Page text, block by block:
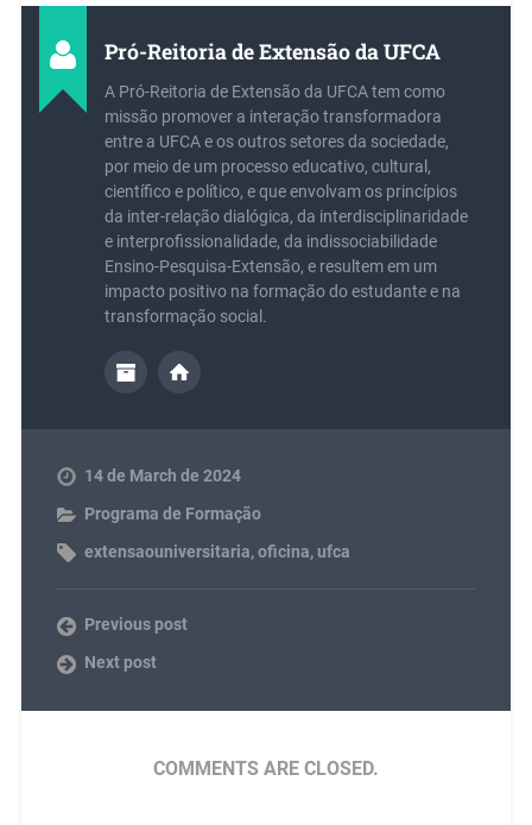
Pró-Reitoria de Extensão da UFCA
A Pró-Reitoria de Extensão da UFCA tem como
missão promover a interação transformadora
entre a UFCA e os outros setores da sociedade,
por meio de um processo educativo, cultural,
científico e político, e que envolvam os princípios
da inter-relação dialógica, da interdisciplinaridade
e interprofissionalidade, da indissociabilidade
Ensino-Pesquisa-Extensão, e resultem em um
impacto positivo na formação do estudante e na
transformação social.
14 de March de 2024
Programa de Formação
extensaouniversitaria,oficina,ufca
Previous post
Next post
COMMENTS ARE CLOSED.